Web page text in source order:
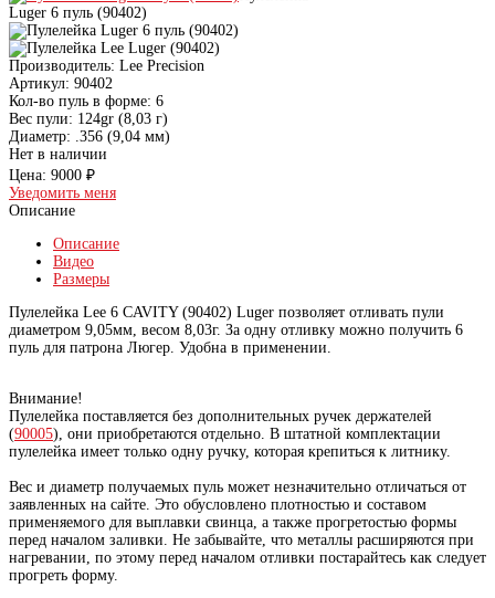
Luger 6 пуль (90402)
Производитель: Lee Precision
Артикул: 90402
Кол-во пуль в форме: 6
Вес пули: 124gr (8,03 г)
Диаметр: .356 (9,04 мм)
Нет в наличии
Цена: 9000 ₽
Уведомить меня
Описание
Описание
Видео
Размеры
Пулелейка Lee 6 CAVITY (90402) Luger позволяет отливать пули
диаметром 9,05мм, весом 8,03г. За одну отливку можно получить 6
пуль для патрона Люгер. Удобна в применении.
Внимание!
Пулелейка поставляется без дополнительных ручек держателей
(90005), они приобретаются отдельно. В штатной комплектации
пулелейка имеет только одну ручку, которая крепиться к литнику.
Вес и диаметр получаемых пуль может незначительно отличаться от
заявленных на сайте. Это обусловлено плотностью и составом
применяемого для выплавки свинца, а также прогретостью формы
перед началом заливки. Не забывайте, что металлы расширяются при
нагревании, по этому перед началом отливки постарайтесь как следует
прогреть форму.